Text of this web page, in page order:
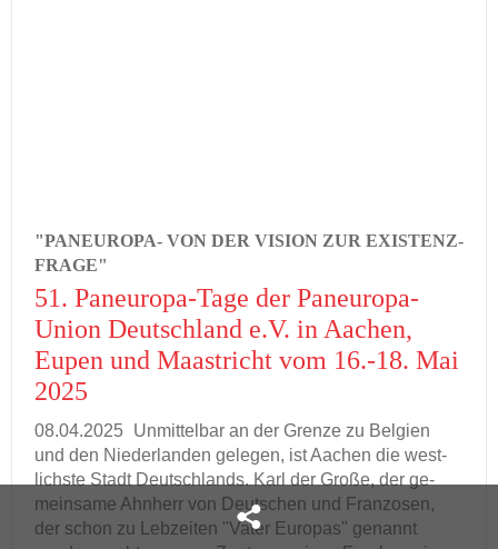
"PANEUROPA-​ VON DER VI­SI­ON ZUR EXIS­TENZ­
FRA­GE"
51. Paneuropa-​Tage der Paneuropa-​
Union Deutsch­land e.V. in Aa­chen,
Eupen und Maas­tricht vom 16.-18. Mai
2025
08.04.2025 Un­mit­tel­bar an der Gren­ze zu Bel­gi­en
und den Nie­der­lan­den ge­le­gen, ist Aa­chen die west­
lichs­te Stadt Deutsch­lands. Karl der Große, der ge­
mein­sa­me Ahn­herr von Deut­schen und Fran­zo­sen,
der schon zu Leb­zei­ten "Vater Eu­ro­pas" ge­nannt